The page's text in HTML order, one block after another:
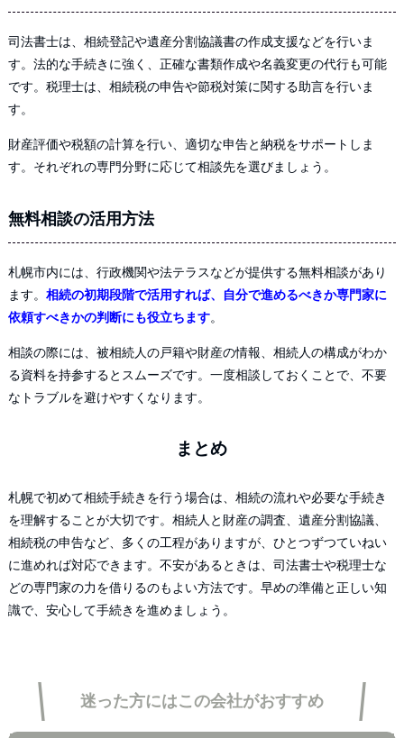
司法書士は、相続登記や遺産分割協議書の作成支援などを行いま
す。法的な手続きに強く、正確な書類作成や名義変更の代行も可能
です。税理士は、相続税の申告や節税対策に関する助言を行いま
す。
財産評価や税額の計算を行い、適切な申告と納税をサポートしま
す。それぞれの専門分野に応じて相談先を選びましょう。
無料相談の活用方法
札幌市内には、行政機関や法テラスなどが提供する無料相談があり
ます。 相続の初期段階で活用すれば、自分で進めるべきか専門家に
依頼すべきかの判断にも役立ちます。
相談の際には、被相続人の戸籍や財産の情報、相続人の構成がわか
る資料を持参するとスムーズです。一度相談しておくことで、不要
なトラブルを避けやすくなります。
まとめ
札幌で初めて相続手続きを行う場合は、相続の流れや必要な手続き
を理解することが大切です。相続人と財産の調査、遺産分割協議、
相続税の申告など、多くの工程がありますが、ひとつずつていねい
に進めれば対応できます。不安があるときは、司法書士や税理士な
どの専門家の力を借りるのもよい方法です。早めの準備と正しい知
識で、安心して手続きを進めましょう。
迷った方にはこの会社がおすすめ